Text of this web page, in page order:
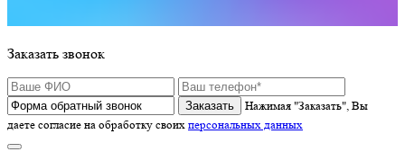
Заказать звонок
Нажимая "Заказать", Вы
даете согласие на обработку своих персональных данных